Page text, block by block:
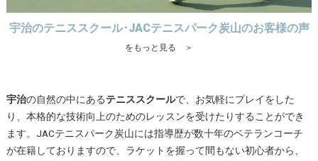
宇治のテニススクール･JACテニスパーク炭山のお客様の声
をもっと見る ＞
宇治の自然の中にあるテニススクールで、お気軽にプレイをした
り、本格的な技術向上のためのレッスンを受けたりすることができ
ます。JACテニスパーク炭山には指導歴が数十年のベテランコーチ
が在籍しておりますので、ラケットを握って間もない初心者から、